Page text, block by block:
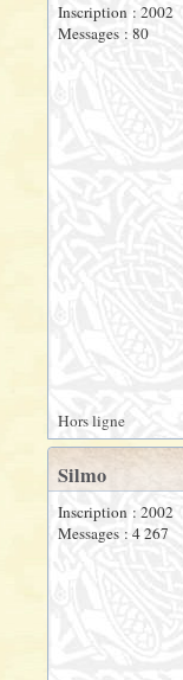
Inscription : 2002
Messages : 80
Hors ligne
Silmo
Inscription : 2002
Messages : 4 267